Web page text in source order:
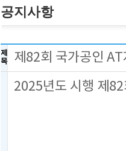
공지사항
제
목
제82회 국가공인
2025년도 시행 제